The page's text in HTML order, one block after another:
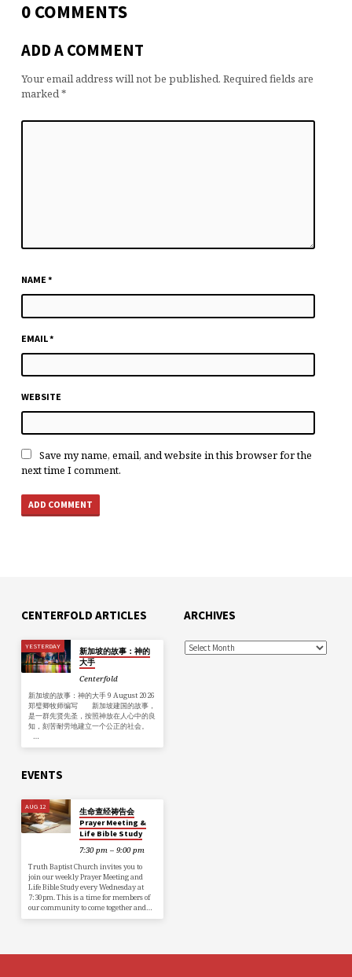
0 COMMENTS
ADD A COMMENT
Your email address will not be published. Required fields are
marked*
NAME*
EMAIL*
WEBSITE
Save my name, email, and website in this browser for the
next time I comment.
CENTERFOLD ARTICLES
YESTERDAY
新加坡的故事：神的
大手
Centerfold
新加坡的故事：神的大手 9 August 2026
郑璧卿牧师编写 新加坡建国的故事，
是一群先贤先圣，按照神放在人心中的良
知，刻苦耐劳地建立一个公正的社会。
…
ARCHIVES
EVENTS
AUG 12
生命查经祷告会
Prayer Meeting &
Life Bible Study
7:30 pm – 9:00 pm
Truth Baptist Church invites you to
join our weekly Prayer Meeting and
Life Bible Study every Wednesday at
7:30pm. This is a time for members of
our community to come together and…